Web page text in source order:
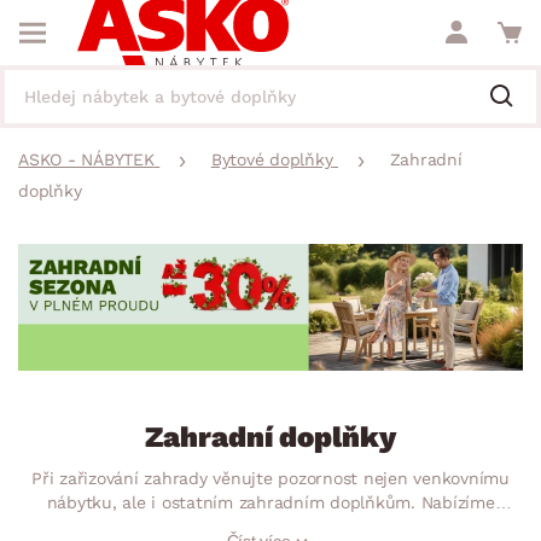
ASKO - NÁBYTEK Bytové doplňky
Zahradní
doplňky
Zahradní doplňky
Při zařizování zahrady věnujte pozornost nejen venkovnímu
nábytku, ale i ostatním zahradním doplňkům. Nabízíme